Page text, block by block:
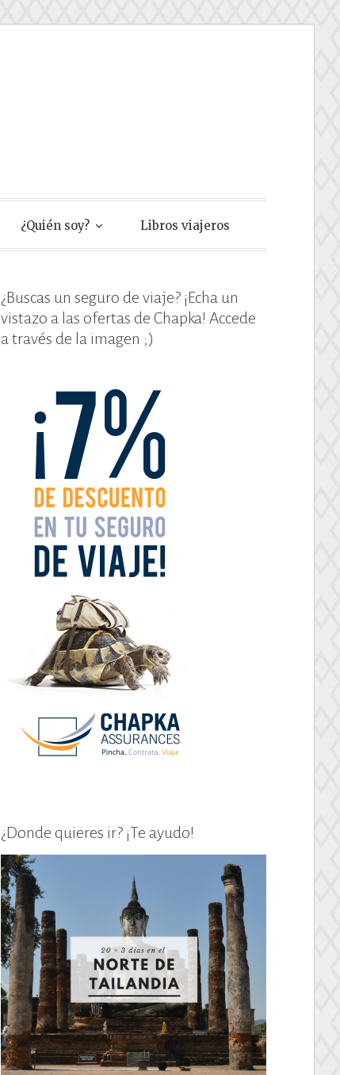
¿Quién soy? Libros viajeros
¿Buscas un seguro de viaje? ¡Echa un
vistazo a las ofertas de Chapka! Accede
a través de la imagen ;)
¿Donde quieres ir? ¡Te ayudo!